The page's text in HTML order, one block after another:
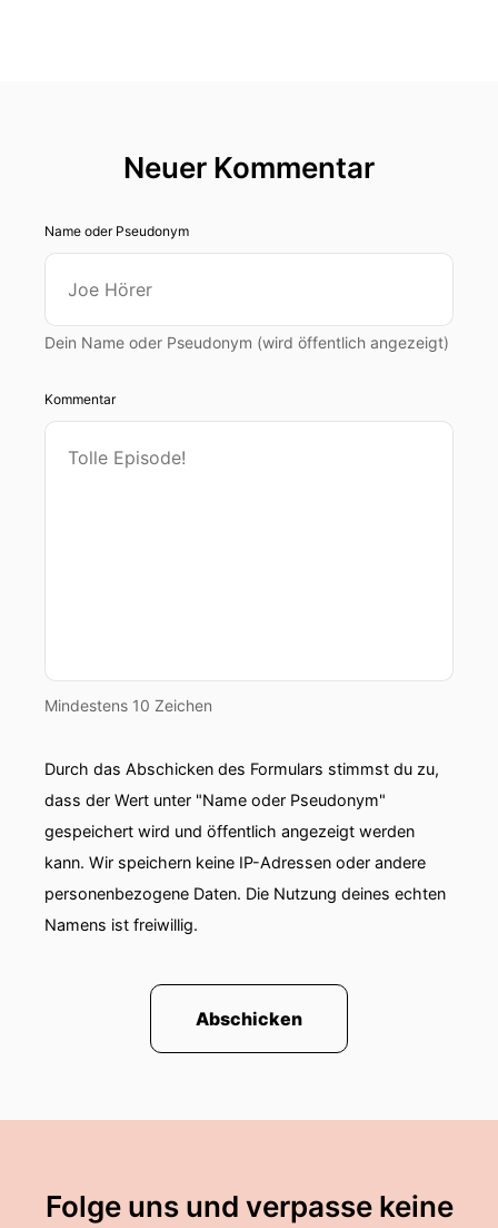
Neuer Kommentar
Name oder Pseudonym
Dein Name oder Pseudonym (wird öffentlich angezeigt)
Kommentar
Mindestens 10 Zeichen
Durch das Abschicken des Formulars stimmst du zu,
dass der Wert unter "Name oder Pseudonym"
gespeichert wird und öffentlich angezeigt werden
kann. Wir speichern keine IP-Adressen oder andere
personenbezogene Daten. Die Nutzung deines echten
Namens ist freiwillig.
Abschicken
Folge uns und verpasse keine